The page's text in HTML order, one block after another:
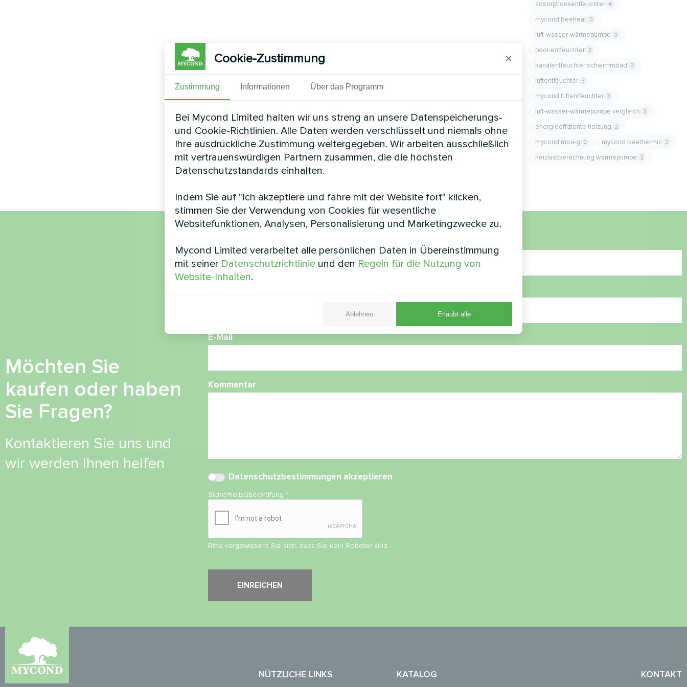
adsorptionsentfeuchter 4
mycond beeheat 3
luft-wasser-wärmepumpe 3
pool-entfeuchter 3
kanalentfeuchter schwimmbad 3
luftentfeuchter 3
mycond luftentfeuchter 3
luft-wasser-wärmepumpe vergleich 3
energieeffiziente heizung 2
mycond mba-g 2 mycond beethermic 2
heizlastberechnung wärmepumpe 2
Möchten Sie
kaufen oder haben
Sie Fragen?
Kontaktieren Sie uns und
wir werden Ihnen helfen
E-Mail
Kommentar
Datenschutzbestimmungen akzeptieren
Sicherheitsüberprüfung*
Bitte vergewissern Sie sich, dass Sie kein Roboter sind.
NÜTZLICHE LINKS KATALOG KONTAKT
Cookie-Zustimmung ×
Zustimmung Informationen Über das Programm
Bei Mycond Limited halten wir uns streng an unsere Datenspeicherungs-
und Cookie-Richtlinien. Alle Daten werden verschlüsselt und niemals ohne
Ihre ausdrückliche Zustimmung weitergegeben. Wir arbeiten ausschließlich
mit vertrauenswürdigen Partnern zusammen, die die höchsten
Datenschutzstandards einhalten.
Indem Sie auf "Ich akzeptiere und fahre mit der Website fort" klicken,
stimmen Sie der Verwendung von Cookies für wesentliche
Websitefunktionen, Analysen, Personalisierung und Marketingzwecke zu.
Mycond Limited verarbeitet alle persönlichen Daten in Übereinstimmung
mit seiner Datenschutzrichtlinie und den Regeln für die Nutzung von
Website-Inhalten.
Ablehnen Erlaubt alle